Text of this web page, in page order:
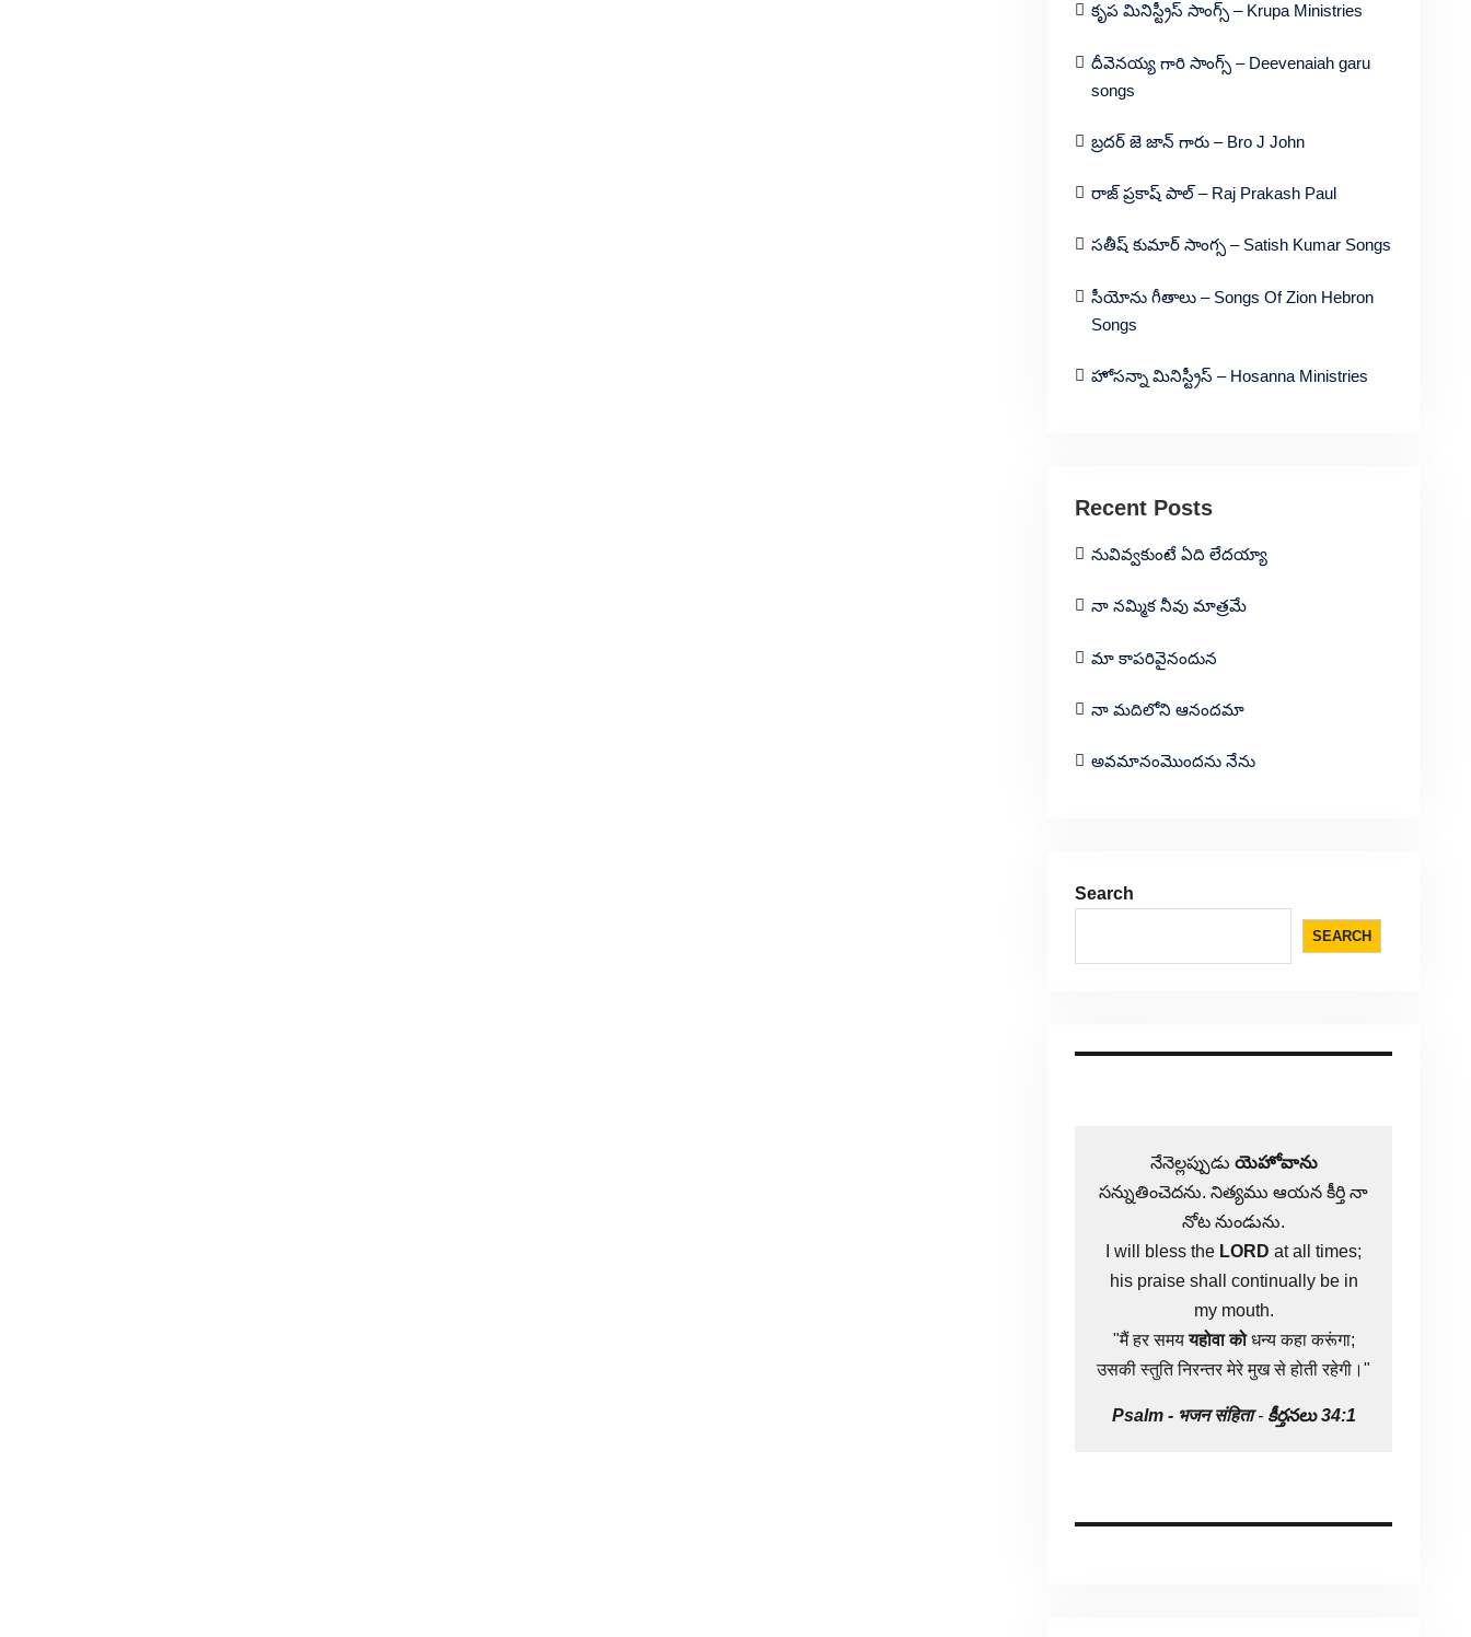
కృప మినిస్ట్రీస్ సాంగ్స్ – Krupa Ministries
దీవెనయ్య గారి సాంగ్స్ – Deevenaiah garu
songs
బ్రదర్ జె జాన్ గారు – Bro J John
రాజ్ ప్రకాష్ పాల్ – Raj Prakash Paul
సతీష్ కుమార్ సాంగ్స – Satish Kumar Songs
సీయోను గీతాలు – Songs Of Zion Hebron
Songs
హోసన్నా మినిస్ట్రీస్ – Hosanna Ministries
Recent Posts
నువివ్వకుంటే ఏది లేదయ్యా
నా నమ్మిక నీవు మాత్రమే
మా కాపరివైనందున
నా మదిలోని ఆనందమా
అవమానంమొందను నేను
Search
SEARCH
నేనెల్లప్పుడు యెహోవాను
సన్నుతించెదను. నిత్యము ఆయన కీర్తి నా
నోట నుండును.
I will bless the LORD at all times;
his praise shall continually be in
my mouth.
"मैं हर समययहोवा कोधन्य कहा करूंगा;
उसकी स्तुति निरन्तर मेरे मुख से होती रहेगी।"
Psalm - भजन संहिता- కీర్తనలు 34:1